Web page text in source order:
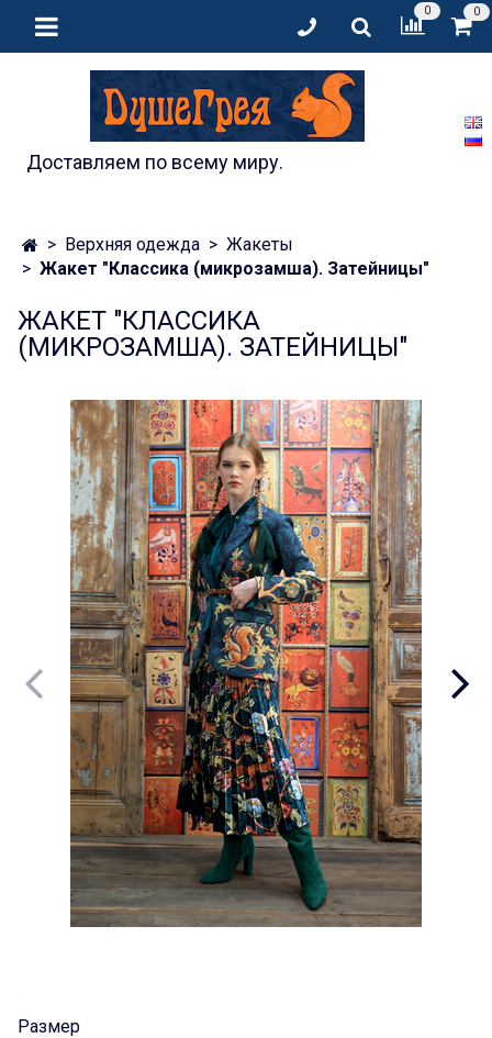
0 0
Доставляем по всему миру.
Верхняя одежда
Жакеты
Жакет "Классика (микрозамша). Затейницы"
ЖАКЕТ "КЛАССИКА
(МИКРОЗАМША). ЗАТЕЙНИЦЫ"
Размер